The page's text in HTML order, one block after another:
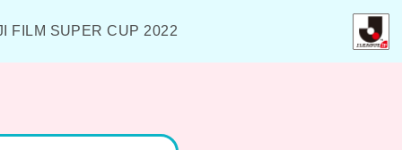
FILM SUPER CUP 2022